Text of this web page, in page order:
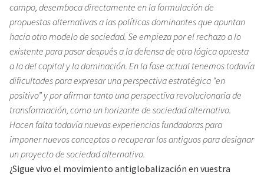
campo, desemboca directamente en la formulación de
propuestas alternativas a las políticas dominantes que apuntan
hacia otro modelo de sociedad. Se empieza por el rechazo a lo
existente para pasar después a la defensa de otra lógica opuesta
a la del capital y la dominación. En la fase actual tenemos todavía
dificultades para expresar una perspectiva estratégica “en
positivo” y por afirmar tanto una perspectiva revolucionaria de
transformación, como un horizonte de sociedad alternativo.
Hacen falta todavía nuevas experiencias fundadoras para
imponer nuevos conceptos o recuperar los antiguos para designar
un proyecto de sociedad alternativo.
¿Sigue vivo el movimiento antiglobalización en vuestra